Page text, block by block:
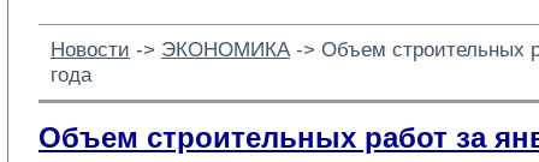
Новости -> ЭКОНОМИКА -> Объем строительных
года
Объем строительных работ за